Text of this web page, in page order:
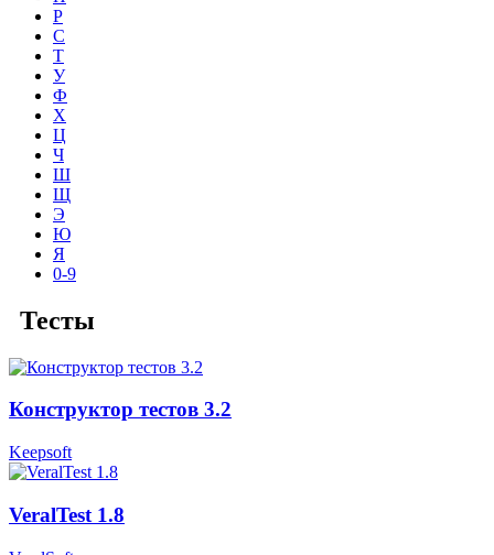
Р
С
Т
У
Ф
Х
Ц
Ч
Ш
Щ
Э
Ю
Я
0-9
Тесты
Конструктор тестов 3.2
Keepsoft
VeralTest 1.8